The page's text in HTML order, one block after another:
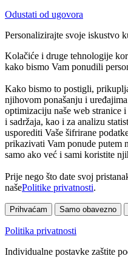
Odustati od ugovora
Personalizirajte svoje iskustvo
Kolačiće i druge tehnologije
kako bismo Vam ponudili
Kako bismo to postigli,
njihovom ponašanju i
optimizaciju naše web stranice
i sadržaja, kao i za analizu
usporediti Vaše šifrirane
prikazivati Vam ponude putem
samo ako već i sami koristite
Prije nego što date svoj
našePolitike privatnosti.
Prihvaćam Samo obavezno
Politika privatnosti
Individualne postavke zaštite